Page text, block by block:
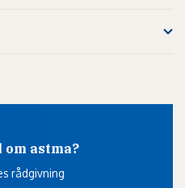
om astma?
rådgivning